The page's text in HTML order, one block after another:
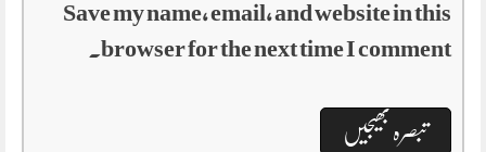
Save my name, email, and website in this
browser for the next time I comment.